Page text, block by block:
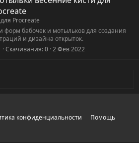
з
в
ё
з
д
Procreate
форм бабочек и мотыльков для создания
и дизайна открыток.
0Скачивания 0 2 Фев 2022
конфиденциальности
Помощь